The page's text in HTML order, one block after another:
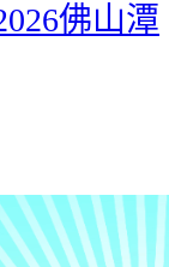
佛山潭